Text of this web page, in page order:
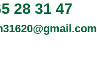
28 31 47